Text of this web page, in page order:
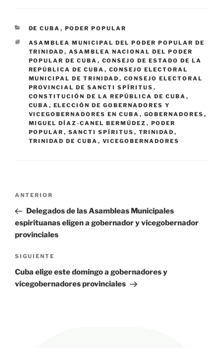
CATEGORÍAS
DE CUBA , PODER POPULAR
ETIQUETAS
ASAMBLEA MUNICIPAL DEL PODER POPULAR DE
TRINIDAD , ASAMBLEA NACIONAL DEL PODER
POPULAR DE CUBA , CONSEJO DE ESTADO DE LA
REPÚBLICA DE CUBA , CONSEJO ELECTORAL
MUNICIPAL DE TRINIDAD , CONSEJO ELECTORAL
PROVINCIAL DE SANCTI SPÍRITUS ,
CONSTITUCIÓN DE LA REPÚBLICA DE CUBA ,
CUBA , ELECCIÓN DE GOBERNADORES Y
VICEGOBERNADORES EN CUBA , GOBERNADORES ,
MIGUEL DÍAZ-CANEL BERMÚDEZ , PODER
POPULAR , SANCTI SPÍRITUS , TRINIDAD ,
TRINIDAD DE CUBA , VICEGOBERNADORES
Navegación
entradas
Entrada
anterior:
ANTERIOR
Delegados de las Asambleas Municipales
espirituanas eligen a gobernador y vicegobernador
provinciales
Siguiente
entrada
SIGUIENTE
Cuba elige este domingo a gobernadores y
vicegobernadores provinciales